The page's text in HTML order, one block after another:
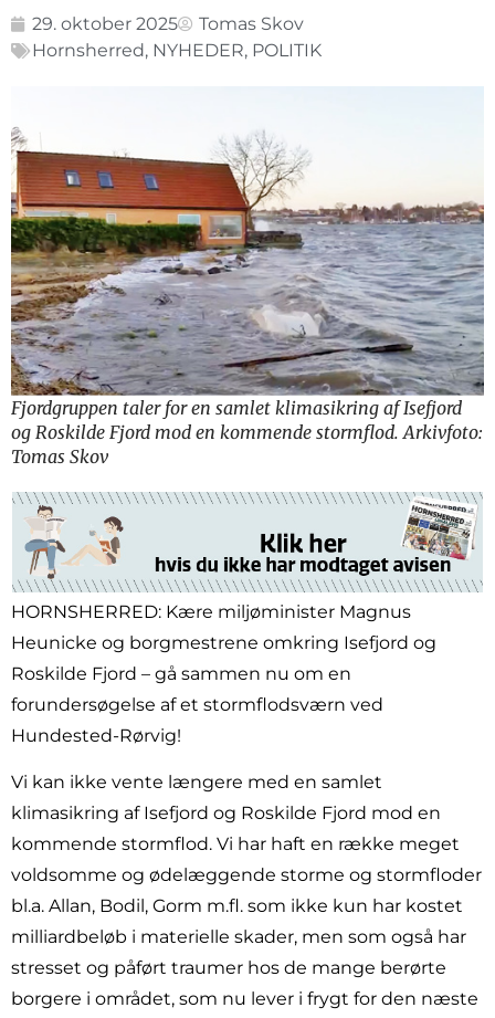
29. oktober 2025
Tomas Skov
Hornsherred, NYHEDER, POLITIK
Fjordgruppen taler for en samlet klimasikring af Isefjord
og Roskilde Fjord mod en kommende stormflod. Arkivfoto:
Tomas Skov
HORNSHERRED: Kære miljøminister Magnus
Heunicke og borgmestrene omkring Isefjord og
Roskilde Fjord – gå sammen nu om en
forundersøgelse af et stormflodsværn ved
Hundested-Rørvig!
Vi kan ikke vente længere med en samlet
klimasikring af Isefjord og Roskilde Fjord mod en
kommende stormflod. Vi har haft en række meget
voldsomme og ødelæggende storme og stormfloder
bl.a. Allan, Bodil, Gorm m.fl. som ikke kun har kostet
milliardbeløb i materielle skader, men som også har
stresset og påført traumer hos de mange berørte
borgere i området, som nu lever i frygt for den næste